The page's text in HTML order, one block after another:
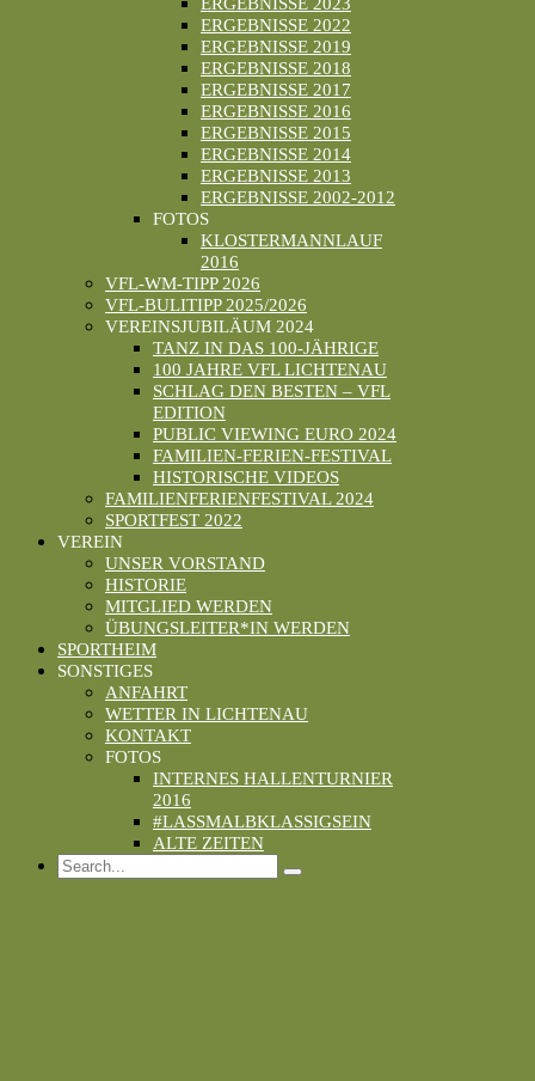
ERGEBNISSE 2023
ERGEBNISSE 2022
ERGEBNISSE 2019
ERGEBNISSE 2018
ERGEBNISSE 2017
ERGEBNISSE 2016
ERGEBNISSE 2015
ERGEBNISSE 2014
ERGEBNISSE 2013
ERGEBNISSE 2002-2012
FOTOS
KLOSTERMANNLAUF
2016
VFL-WM-TIPP 2026
VFL-BULITIPP 2025/2026
VEREINSJUBILÄUM 2024
TANZ IN DAS 100-JÄHRIGE
100 JAHRE VFL LICHTENAU
SCHLAG DEN BESTEN – VFL
EDITION
PUBLIC VIEWING EURO 2024
FAMILIEN-FERIEN-FESTIVAL
HISTORISCHE VIDEOS
FAMILIENFERIENFESTIVAL 2024
SPORTFEST 2022
VEREIN
UNSER VORSTAND
HISTORIE
MITGLIED WERDEN
ÜBUNGSLEITER*IN WERDEN
SPORTHEIM
SONSTIGES
ANFAHRT
WETTER IN LICHTENAU
KONTAKT
FOTOS
INTERNES HALLENTURNIER
2016
#LASSMALBKLASSIGSEIN
ALTE ZEITEN
Search